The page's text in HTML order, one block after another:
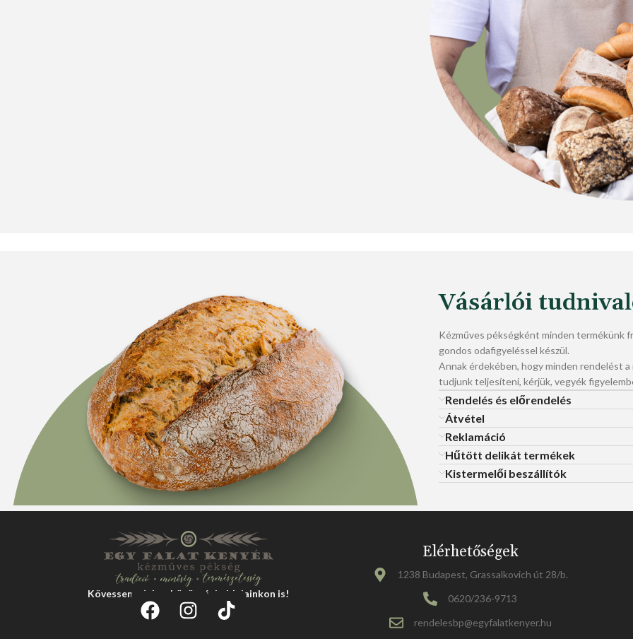
Vásárlói
Kézműves pékségként minden termékünk
gondos odafigyeléssel készül.
Annak érdekében, hogy minden rendelést
tudjunk teljesíteni, kérjük, vegyék
Rendelés és előrendelés
Átvétel
Reklamáció
Hűtött delikát termékek
Kistermelői beszállítók
Kövessen minket közösségi oldalainkon is!
Elérhetőségek
1238 Budapest, Grassalkovich út 28/b.
0620/236-9713
rendelesbp@egyfalatkenyer.hu